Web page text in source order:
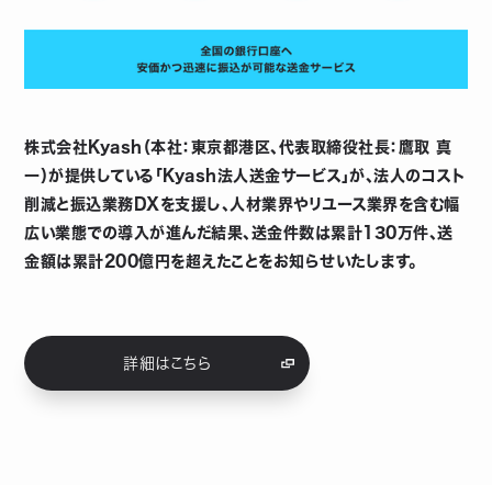
株式会社Kyash（本社：東京都港区、代表取締役社長：鷹取 真
一）が提供している「Kyash法人送金サービス」が、法人のコスト
削減と振込業務DXを支援し、人材業界やリユース業界を含む幅
広い業態での導入が進んだ結果、送金件数は累計130万件、送
金額は累計200億円を超えたことをお知らせいたします。
詳細はこちら